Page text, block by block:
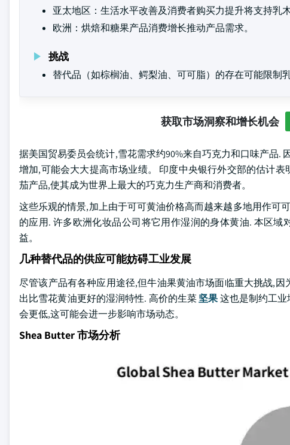
亚太地区：生活水平改善及消费者购买力提升将支持乳
欧洲：烘焙和糖果产品消费增长推动产品需求。
挑战
替代品（如棕榈油、鳄梨油、可可脂）的存在可能限制
获取市场洞察和增长机会
据美国贸易委员会统计,雪花需求约90%来自巧克力和口味产品
增加,可能会大大提高市场业绩。 印度中央银行外交部的估计
茄产品,使其成为世界上最大的巧克力生产商和消费者。
这些乐观的情景,加上由于可可黄油价格高而越来越多地用作可
的应用. 许多欧洲化妆品公司将它用作湿润的身体黄油. 本区
益。
几种替代品的供应可能妨碍工业发展
尽管该产品有各种应用途径,但牛油果黄油市场面临重大挑战,
出比雪花黄油更好的湿润特性. 高价的生菜坚果这也是制约工业
会更低,这可能会进一步影响市场动态。
Shea Butter 市场分析